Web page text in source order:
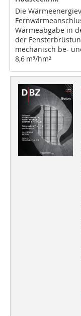
Die
Wärmeabgabe in
der
mechanisch be-
8,6 m³/hm²